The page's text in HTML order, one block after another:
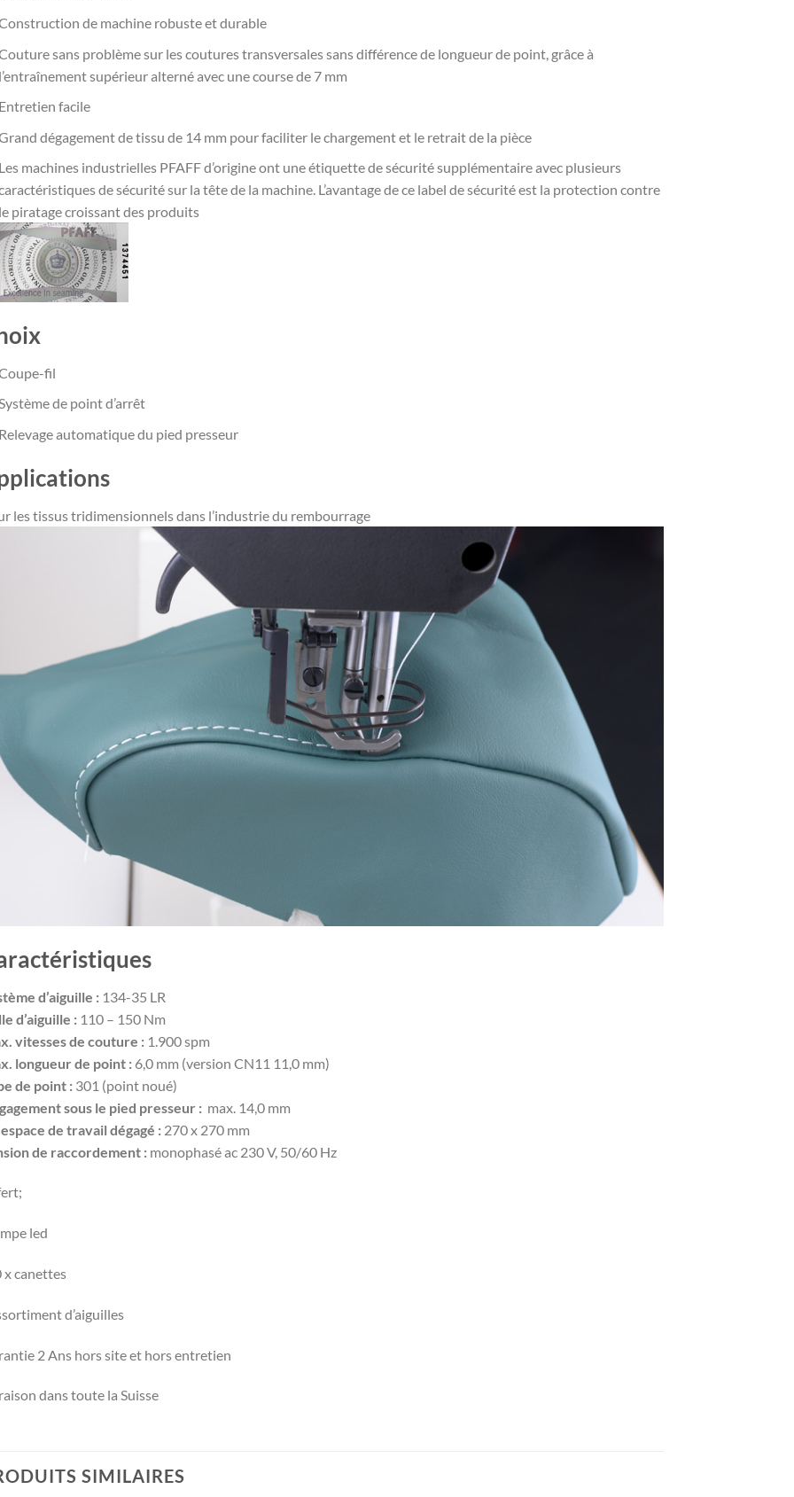
de machine robuste et durable
sans problème sur les coutures transversales sans différence de longueur de point, grâce à
supérieur alterné avec une course de 7 mm
facile
dégagement de tissu de 14 mm pour faciliter le chargement et le retrait de la pièce
machines industrielles PFAFF d’origine ont une étiquette de sécurité supplémentaire avec plusieurs
de sécurité sur la tête de la machine. L’avantage de ce label de sécurité est la protection contre
piratage croissant des produits
fil
de point d’arrêt
automatique du pied presseur
les tissus tridimensionnels dans l’industrie du rembourrage
d’aiguille :134-35 LR
d’aiguille :110 – 150 Nm
vitesses de couture :1.900 spm
longueur de point :6,0 mm (version CN11 11,0 mm)
de point :301 (point noué)
sous le pied presseur :max. 14,0 mm
de travail dégagé :270 x 270 mm
de raccordement :monophasé ac 230 V, 50/60 Hz
led
x canettes
d’aiguilles
2 Ans hors site et hors entretien
dans toute la Suisse
SIMILAIRES